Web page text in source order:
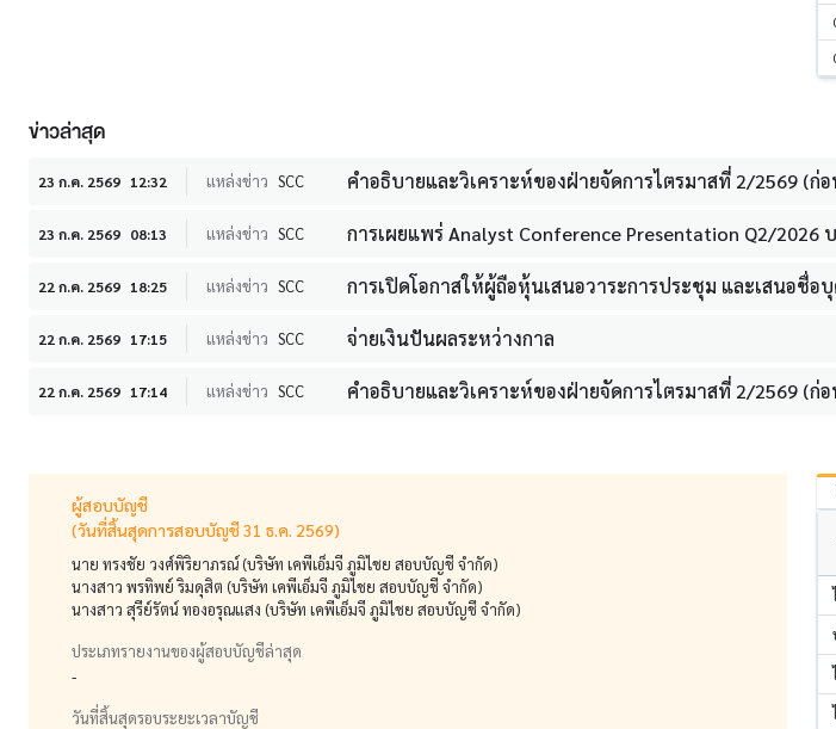
ข่าวล่าสุด
23 ก.ค. 2569 12:32 แหล่งข่าว SCC คำอธิบายและวิเคราะห์ของฝ่ายจัดการไตรมาสที่ 2/2569 (ก่
23 ก.ค. 2569 08:13 แหล่งข่าว SCC การเผยแพร่ Analyst Conference Presentation Q2/2026
22 ก.ค. 2569 18:25 แหล่งข่าว SCC การเปิดโอกาสให้ผู้ถือหุ้นเสนอวาระการประชุม และเสนอชื่
22 ก.ค. 2569 17:15 แหล่งข่าว SCC จ่ายเงินปันผลระหว่างกาล
22 ก.ค. 2569 17:14 แหล่งข่าว SCC คำอธิบายและวิเคราะห์ของฝ่ายจัดการไตรมาสที่ 2/2569 (ก่
ผู้สอบบัญชี
(วันที่สิ้นสุดการสอบบัญชี 31 ธ.ค. 2569)
นาย ทรงชัย วงศ์พิริยาภรณ์ (บริษัท เคพีเอ็มจี ภูมิไชย สอบบัญชี จำกัด)
นางสาว พรทิพย์ ริมดุสิต (บริษัท เคพีเอ็มจี ภูมิไชย สอบบัญชี จำกัด)
นางสาว สุรีย์รัตน์ ทองอรุณแสง (บริษัท เคพีเอ็มจี ภูมิไชย สอบบัญชี จำกัด)
ประเภทรายงานของผู้สอบบัญชีล่าสุด
-
วันที่สิ้นสุดรอบระยะเวลาบัญชี